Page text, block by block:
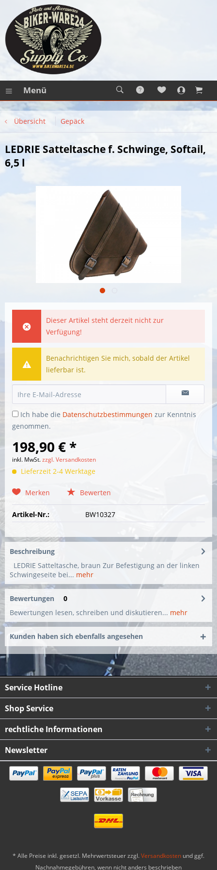
Menü
Übersicht Gepäck
LEDRIE Satteltasche f. Schwinge, Softail,
6,5 l
Dieser Artikel steht derzeit nicht zur
Verfügung!
Benachrichtigen Sie mich, sobald der Artikel
lieferbar ist.
Ich habe die Datenschutzbestimmungen zur Kenntnis
genommen.
198,90 € *
inkl. MwSt.zzgl. Versandkosten
Lieferzeit 2-4 Werktage
Merken Bewerten
Artikel-Nr.: BW10327
Beschreibung
LEDRIE Satteltasche, braun Zur Befestigung an der linken
Schwingeseite bei... mehr
Bewertungen
0
Bewertungen lesen, schreiben und diskutieren... mehr
Kunden haben sich ebenfalls angesehen
Service Hotline
Shop Service
rechtliche Informationen
Newsletter
* Alle Preise inkl. gesetzl. Mehrwertsteuer zzgl.Versandkosten und ggf.
Nachnahmegebühren, wenn nicht anders beschrieben